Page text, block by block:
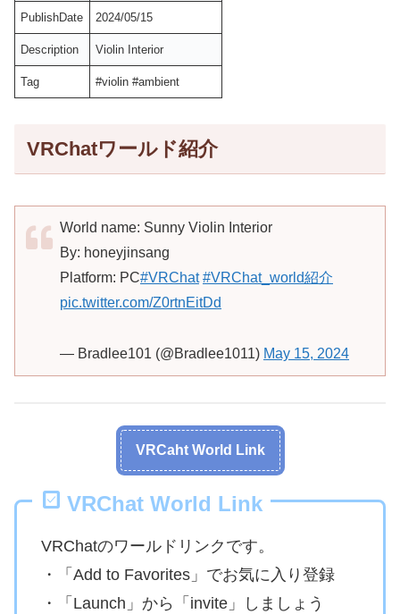
PublishDate 2024/05/15
Description Violin Interior
Tag #violin #ambient
VRChatワールド紹介
World name: Sunny Violin Interior
By: honeyjinsang
Platform: PC#VRChat #VRChat_world紹介
pic.twitter.com/Z0rtnEitDd
— Bradlee101 (@Bradlee1011) May 15, 2024
VRCaht World Link
VRChat World Link
VRChatのワールドリンクです。
・「Add to Favorites」でお気に入り登録
・「Launch」から「invite」しましょう